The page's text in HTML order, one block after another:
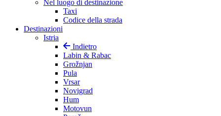
Nel luogo di destinazione
Taxi
Codice della strada
Destinazioni
Istria
Indietro
Labin & Rabac
Grožnjan
Pula
Vrsar
Novigrad
Hum
Motovun